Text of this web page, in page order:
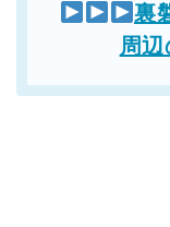
裏
周